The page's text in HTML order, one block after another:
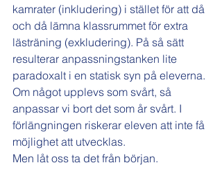
kamrater (inkludering) i stället för att då
och då lämna klassrummet för extra
lästräning (exkludering). På så sätt
resulterar anpassningstanken lite
paradoxalt i en statisk syn på eleverna.
Om något upplevs som svårt, så
anpassar vi bort det som år svårt. I
förlängningen riskerar eleven att inte få
möjlighet att utvecklas.
Men låt oss ta det från början.